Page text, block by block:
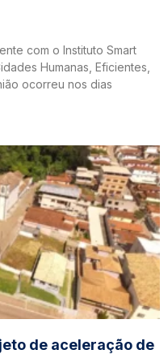
com o Instituto Smart
Humanas, Eficientes,
ocorreu nos dias
de aceleração de